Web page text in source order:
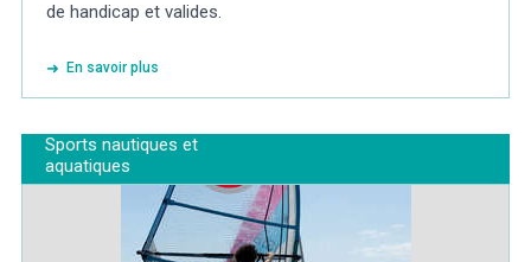
de handicap et valides.
En savoir plus
Sports nautiques et
aquatiques